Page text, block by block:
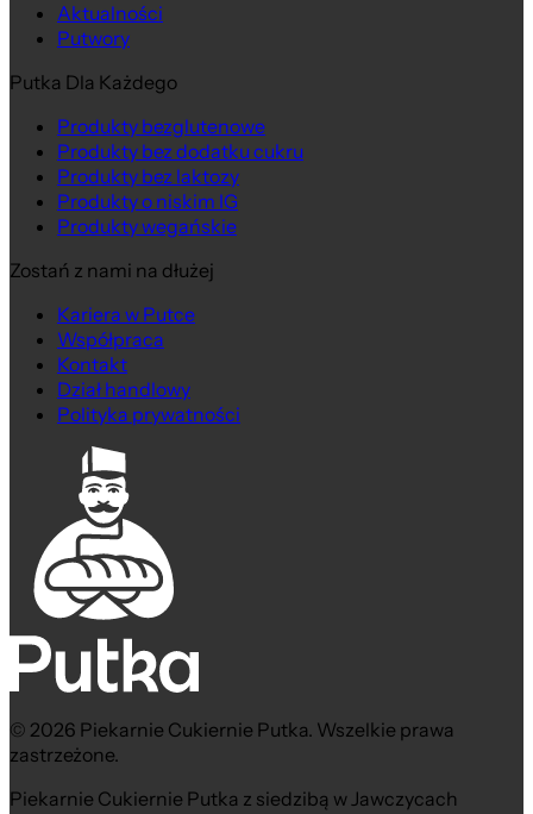
Aktualności
Putwory
Putka Dla Każdego
Produkty bezglutenowe
Produkty bez dodatku cukru
Produkty bez laktozy
Produkty o niskim IG
Produkty wegańskie
Zostań z nami na dłużej
Kariera w Putce
Współpraca
Kontakt
Dział handlowy
Polityka prywatności
© 2026 Piekarnie Cukiernie Putka. Wszelkie prawa
zastrzeżone.
Piekarnie Cukiernie Putka z siedzibą w Jawczycach